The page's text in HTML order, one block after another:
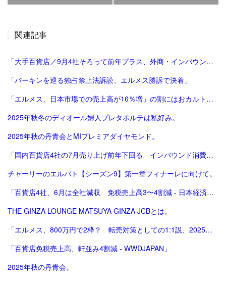
関連記事
「大手百貨店／9月4社そろって前年プラス、外商・インバウンド好調 | 流通ニュース」
「バーキンを巡る独占禁止法訴訟、エルメス勝訴で決着」
「エルメス、日本市場での売上高が16％増」の割にはおカルト系（笑）は減った気がする。
2025年秋冬のディオール婦人プレタポルテは私好み。
2025年秋の丹青会とMIプレミアダイヤモンド。
「国内百貨店4社の7月売り上げ前年下回る インバウンド消費減で | ロイター」
チャーリーのエルパト【シーズン9】第一章フィナーレに向けて。
「百貨店4社、6月は全社減収 免税売上高3〜4割減 - 日本経済新聞」
THE GINZA LOUNGE MATSUYA GINZA JCBとは。
「エルメス、800万円で2枠？ 転売対策としての1:1説、2025年版。ほぼ完結（？）編。」
「百貨店免税売上高、軒並み4割減 - WWDJAPAN」
2025年秋の丹青会。